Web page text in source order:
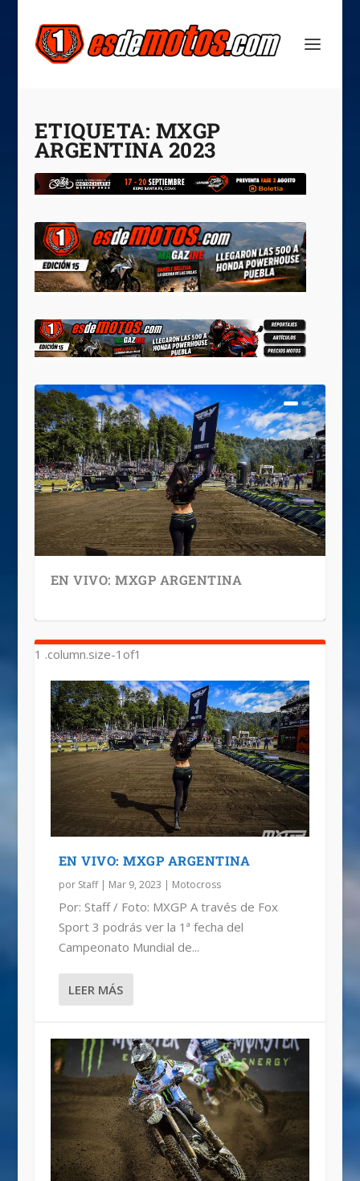
ETIQUETA: MXGP
ARGENTINA 2023
EN VIVO: MXGP ARGENTINA
MUNDIAL Y LATINOAMERICANO DE
MOTOCROSS
EN VIVO: MXGP ARGENTINA
por Staff| Mar 9, 2023 | Motocross
Por: Staff / Foto: MXGP A través de Fox
Sport 3 podrás ver la 1ª fecha del
Campeonato Mundial de...
LEER MÁS